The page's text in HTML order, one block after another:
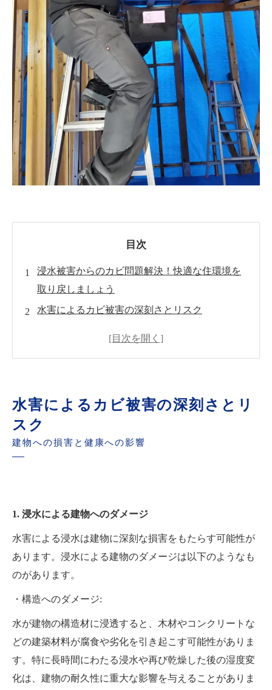
目次
浸水被害からのカビ問題解決！快適な住環境を
取り戻しましょう
水害によるカビ被害の深刻さとリスク
専門家に相談して安心のカビ対策を
水害によるカビ被害の深刻さとリ
スク
建物への損害と健康への影響
1. 浸水による建物へのダメージ
水害による浸水は建物に深刻な損害をもたらす可能性が
あります。浸水による建物のダメージは以下のようなも
のがあります。
・構造へのダメージ:
水が建物の構造材に浸透すると、木材やコンクリートな
どの建築材料が腐食や劣化を引き起こす可能性がありま
す。特に長時間にわたる浸水や再び乾燥した後の湿度変
化は、建物の耐久性に重大な影響を与えることがありま